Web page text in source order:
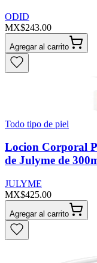
ODID
MX$243.00
Agregar al carrito
Todo tipo de piel
Locion Corporal
de Julyme de
JULYME
MX$425.00
Agregar al carrito